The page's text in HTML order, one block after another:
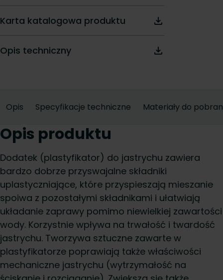
Karta katalogowa produktu
Opis techniczny
Opis Specyfikacje techniczne Materiały do
Opis produktu
Dodatek (plastyfikator) do jastrychu zawiera
bardzo dobrze przyswajalne składniki
uplastyczniające, które przyspieszają mieszanie
spoiwa z pozostałymi składnikami i ułatwiają
układanie zaprawy pomimo niewielkiej zawartości
wody. Korzystnie wpływa na trwałość i twardość
jastrychu. Tworzywa sztuczne zawarte w
plastyfikatorze poprawiają także właściwości
mechaniczne jastrychu (wytrzymałość na